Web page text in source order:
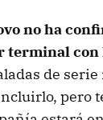
no ha
terminal con
de serie
pero